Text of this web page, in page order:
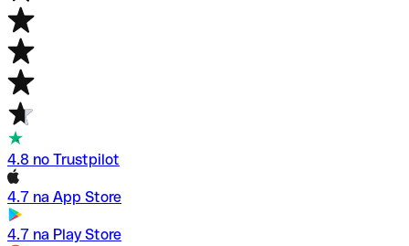
4.8 no Trustpilot
4.7 na App Store
4.7 na Play Store